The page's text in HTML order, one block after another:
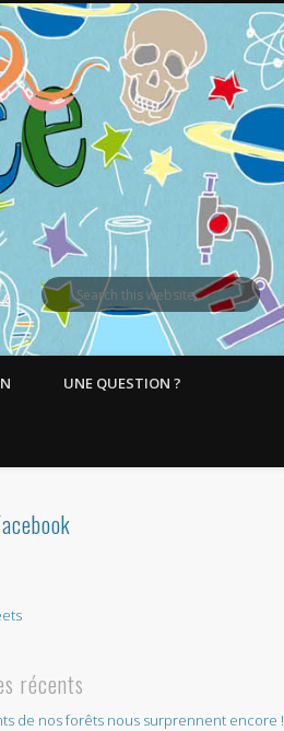
UNE QUESTION ?
récents
de nos forêts nous surprennent encore !